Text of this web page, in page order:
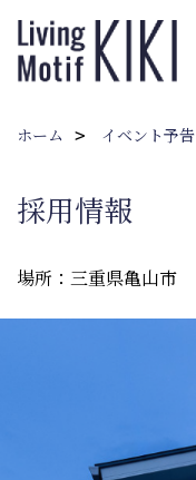
ホーム イベント予告
採用情報
場所：三重県亀山市